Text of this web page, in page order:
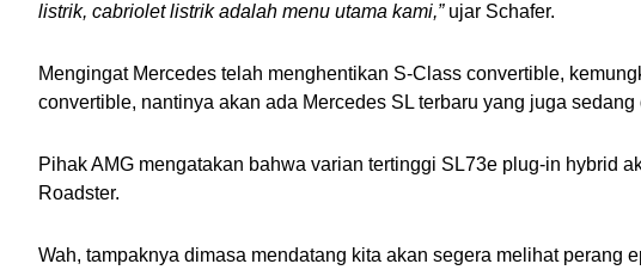
listrik, cabriolet listrik adalah menu utama kami,” ujar Schafer.
Mengingat Mercedes telah menghentikan S-Class convertible,
convertible, nantinya akan ada Mercedes SL terbaru yang juga
Pihak AMG mengatakan bahwa varian tertinggi SL73e plug-in hybrid
Roadster.
Wah, tampaknya dimasa mendatang kita akan segera melihat perang